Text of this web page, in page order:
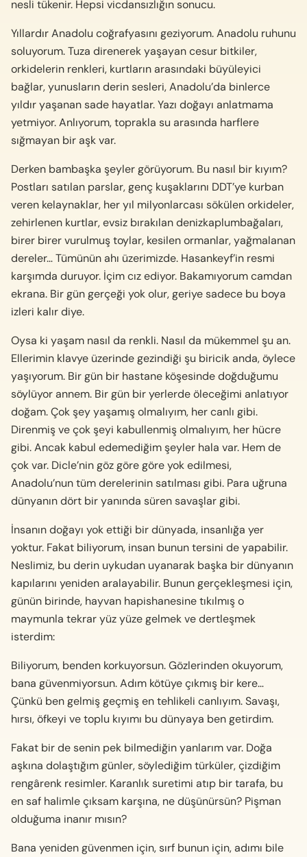
nesli tükenir. Hepsi vicdansızlığın sonucu.
Yıllardır Anadolu coğrafyasını geziyorum. Anadolu ruhunu
soluyorum. Tuza direnerek yaşayan cesur bitkiler,
orkidelerin renkleri, kurtların arasındaki büyüleyici
bağlar, yunusların derin sesleri, Anadolu’da binlerce
yıldır yaşanan sade hayatlar. Yazı doğayı anlatmama
yetmiyor. Anlıyorum, toprakla su arasında harflere
sığmayan bir aşk var.
Derken bambaşka şeyler görüyorum. Bu nasıl bir kıyım?
Postları satılan parslar, genç kuşaklarını DDT’ye kurban
veren kelaynaklar, her yıl milyonlarcası sökülen orkideler,
zehirlenen kurtlar, evsiz bırakılan denizkaplumbağaları,
birer birer vurulmuş toylar, kesilen ormanlar, yağmalanan
dereler… Tümünün ahı üzerimizde. Hasankeyf’in resmi
karşımda duruyor. İçim cız ediyor. Bakamıyorum camdan
ekrana. Bir gün gerçeği yok olur, geriye sadece bu boya
izleri kalır diye.
Oysa ki yaşam nasıl da renkli. Nasıl da mükemmel şu an.
Ellerimin klavye üzerinde gezindiği şu biricik anda, öylece
yaşıyorum. Bir gün bir hastane köşesinde doğduğumu
söylüyor annem. Bir gün bir yerlerde öleceğimi anlatıyor
doğam. Çok şey yaşamış olmalıyım, her canlı gibi.
Direnmiş ve çok şeyi kabullenmiş olmalıyım, her hücre
gibi. Ancak kabul edemediğim şeyler hala var. Hem de
çok var. Dicle’nin göz göre göre yok edilmesi,
Anadolu’nun tüm derelerinin satılması gibi. Para uğruna
dünyanın dört bir yanında süren savaşlar gibi.
İnsanın doğayı yok ettiği bir dünyada, insanlığa yer
yoktur. Fakat biliyorum, insan bunun tersini de yapabilir.
Neslimiz, bu derin uykudan uyanarak başka bir dünyanın
kapılarını yeniden aralayabilir. Bunun gerçekleşmesi için,
günün birinde, hayvan hapishanesine tıkılmış o
maymunla tekrar yüz yüze gelmek ve dertleşmek
isterdim:
Biliyorum, benden korkuyorsun. Gözlerinden okuyorum,
bana güvenmiyorsun. Adım kötüye çıkmış bir kere…
Çünkü ben gelmiş geçmiş en tehlikeli canlıyım. Savaşı,
hırsı, öfkeyi ve toplu kıyımı bu dünyaya ben getirdim.
Fakat bir de senin pek bilmediğin yanlarım var. Doğa
aşkına dolaştığım günler, söylediğim türküler, çizdiğim
rengârenk resimler. Karanlık suretimi atıp bir tarafa, bu
en saf halimle çıksam karşına, ne düşünürsün? Pişman
olduğuma inanır mısın?
Bana yeniden güvenmen için, sırf bunun için, adımı bile